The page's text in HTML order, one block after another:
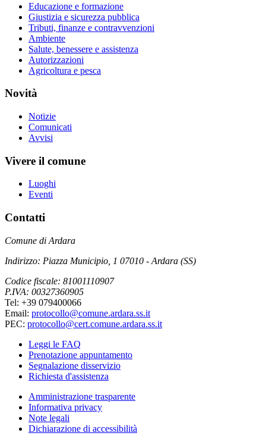
Educazione e formazione
Giustizia e sicurezza pubblica
Tributi, finanze e contravvenzioni
Ambiente
Salute, benessere e assistenza
Autorizzazioni
Agricoltura e pesca
Novità
Notizie
Comunicati
Avvisi
Vivere il comune
Luoghi
Eventi
Contatti
Comune di Ardara
Indirizzo: Piazza Municipio, 1 07010 - Ardara (SS)
Codice fiscale: 81001110907
P.IVA: 00327360905
Tel: +39 079400066
Email: protocollo@comune.ardara.ss.it
PEC: protocollo@cert.comune.ardara.ss.it
Leggi le FAQ
Prenotazione appuntamento
Segnalazione disservizio
Richiesta d'assistenza
Amministrazione trasparente
Informativa privacy
Note legali
Dichiarazione di accessibilità